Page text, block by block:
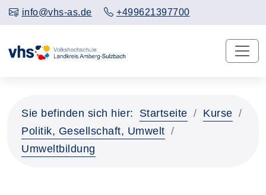
info@vhs-as.de +499621397700
Sie befinden sich hier: Startseite
Kurse
Politik, Gesellschaft, Umwelt
Umweltbildung